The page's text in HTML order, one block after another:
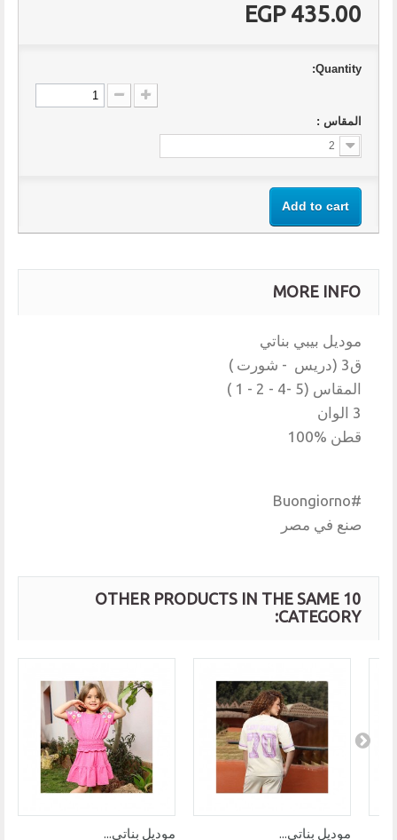
435.00 EGP
Quantity:
المقاس :
2
Add to cart
MORE INFO
موديل بيبي بناتي
ق3 (دريس - شورت )
المقاس (5 -4 - 2 - 1 )
3 الوان
قطن %100
#Buongiorno
صنع في مصر
10 OTHER PRODUCTS IN THE SAME
CATEGORY:
موديل بناتي... موديل بناتي...